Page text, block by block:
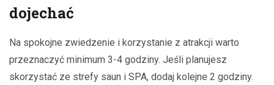
dojechać
Na spokojne zwiedzenie i korzystanie z atrakcji warto
przeznaczyć minimum 3-4 godziny. Jeśli planujesz
skorzystać ze strefy saun i SPA, dodaj kolejne 2 godziny.